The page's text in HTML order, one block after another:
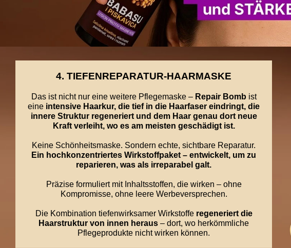
4. TIEFENREPARATUR-HAARMASKE
Das ist nicht nur eine weitere Pflegemaske – Repair Bomb ist
eine intensive Haarkur, die tief in die Haarfaser eindringt, die
innere Struktur regeneriert und dem Haar genau dort neue
Kraft verleiht, wo es am meisten geschädigt ist.
Keine Schönheitsmaske. Sondern echte, sichtbare Reparatur.
Ein hochkonzentriertes Wirkstoffpaket – entwickelt, um zu
reparieren, was als irreparabel galt.
Präzise formuliert mit Inhaltsstoffen, die wirken – ohne
Kompromisse, ohne leere Werbeversprechen.
Die Kombination tiefenwirksamer Wirkstoffe regeneriert die
Haarstruktur von innen heraus – dort, wo herkömmliche
Pflegeprodukte nicht wirken können.